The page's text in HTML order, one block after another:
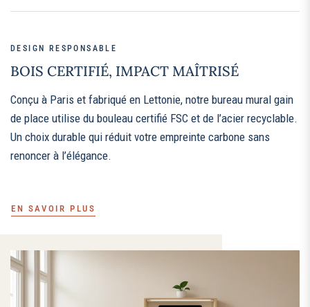
DESIGN RESPONSABLE
BOIS CERTIFIÉ, IMPACT MAÎTRISÉ
Conçu à Paris et fabriqué en Lettonie, notre bureau mural gain
de place utilise du bouleau certifié FSC et de l’acier recyclable.
Un choix durable qui réduit votre empreinte carbone sans
renoncer à l’élégance.
EN SAVOIR PLUS